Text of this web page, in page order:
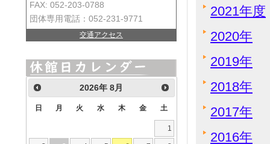
2021年度
2020年
2019年
2018年
2017年
2016年
FAX: 052-203-0788
団体専用電話：052-231-9771
交通アクセス
2026年8月
日 月 火 水 木 金 土
1